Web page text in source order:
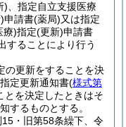
) 、指定自立支援医療
申請書(薬局)又は指定
療)指定(更新)申請書
することにより行う
の更新をすることを決
定更新通知書(様式第
とを決定したときはそ
するものとする。
・旧第58条繰下、令